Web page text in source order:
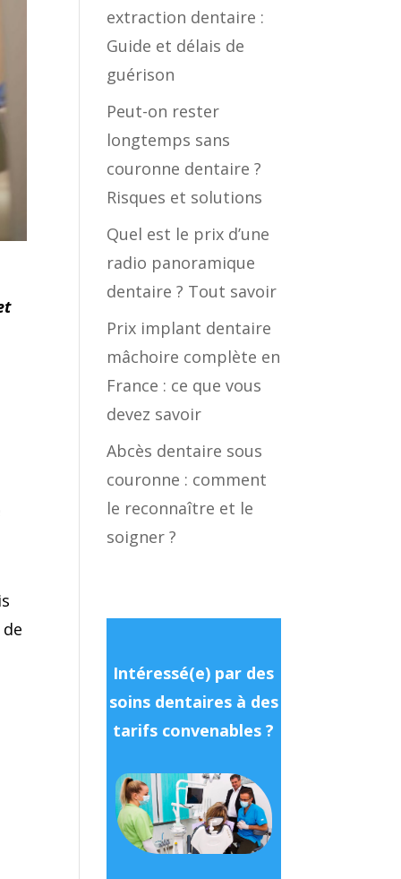
extraction dentaire :
Guide et délais de
guérison
Peut-on rester
longtemps sans
couronne dentaire ?
Risques et solutions
Quel est le prix d’une
radio panoramique
dentaire ? Tout savoir
Prix implant dentaire
mâchoire complète en
France : ce que vous
devez savoir
Abcès dentaire sous
couronne : comment
le reconnaître et le
soigner ?
Intéressé(e) par des
soins dentaires à des
tarifs convenables ?